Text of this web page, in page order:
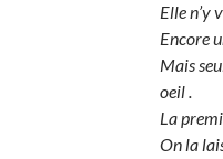
Elle n’y
Encore
Mais
oeil .
La
On la